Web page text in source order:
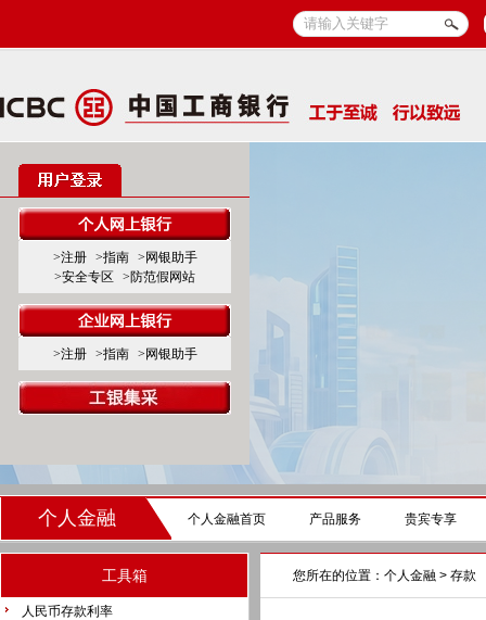
>注册 >指南
>网银助手
>安全专区
>防范假网站
>注册 >指南 >网银助手
个人金融 个人金融首页 产品服务 贵宾专享
工具箱
人民币存款利率
您所在的位置： 个人金融 > 存款